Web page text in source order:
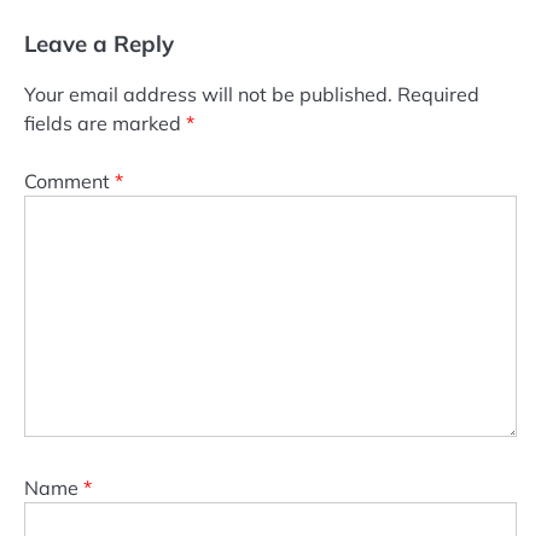
Leave a Reply
Your email address will not be published. Required
fields are marked *
Comment *
Name *